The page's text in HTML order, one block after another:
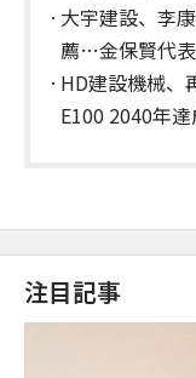
大宇建設、李
薦…金保賢代
HD建設機械、
E100 2040年
注目記事